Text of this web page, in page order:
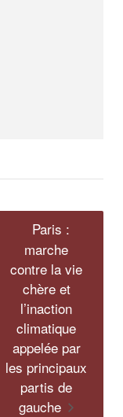
Paris :
marche
contre la vie
chère et
l’inaction
climatique
appelée par
les principaux
partis de
gauche